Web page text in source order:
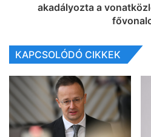
akadályozta a
KAPCSOLÓDÓ CIKKEK